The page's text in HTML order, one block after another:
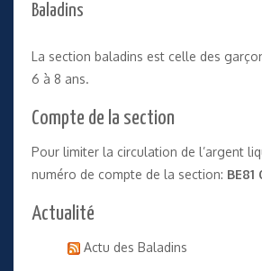
Baladins
La section baladins est celle des
6 à 8 ans.
Compte de la section
Pour limiter la circulation de l’argent
numéro de compte de la section:
Actualité
Actu des Baladins